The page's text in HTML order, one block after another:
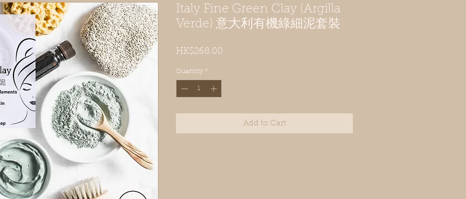
Italy Fine Green Clay (Argilla
Verde) 意大利有機綠細泥套裝
HK$268.00
Quantity *
Add to Cart